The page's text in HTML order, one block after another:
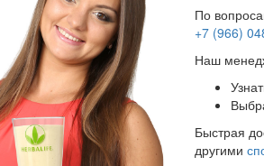
По
+7 (966)
Наш
Быстрая
другими